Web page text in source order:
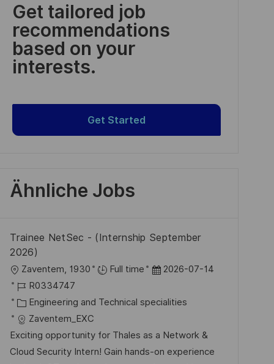
Get tailored job
recommendations
based on your
interests.
Get Started
Ähnliche Jobs
Trainee NetSec - (Internship September
2026)
O
r
t
Zaventem, 1930 Full time
D
t
m
d
2026-07-14
J
o
b
-
I
R0334747
K
a
t
e
Engineering and Technical specialities
Zaventem_EXC
Exciting opportunity for Thales as a Network &
Cloud Security Intern! Gain hands-on experience